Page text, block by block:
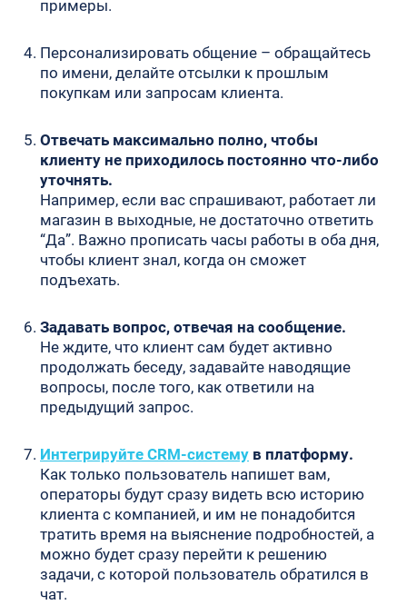
примеры.
Персонализировать общение – обращайтесь
по имени, делайте отсылки к прошлым
покупкам или запросам клиента.
Отвечать максимально полно, чтобы
клиенту не приходилось постоянно что-либо
уточнять.
Например, если вас спрашивают, работает ли
магазин в выходные, не достаточно ответить
“Да”. Важно прописать часы работы в оба дня,
чтобы клиент знал, когда он сможет
подъехать.
Задавать вопрос, отвечая на сообщение.
Не ждите, что клиент сам будет активно
продолжать беседу, задавайте наводящие
вопросы, после того, как ответили на
предыдущий запрос.
Интегрируйте CRM-систему в платформу.
Как только пользователь напишет вам,
операторы будут сразу видеть всю историю
клиента с компанией, и им не понадобится
тратить время на выяснение подробностей, а
можно будет сразу перейти к решению
задачи, с которой пользователь обратился в
чат.